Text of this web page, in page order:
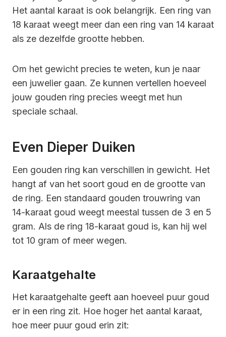
Het aantal karaat is ook belangrijk. Een ring van
18 karaat weegt meer dan een ring van 14 karaat
als ze dezelfde grootte hebben.
Om het gewicht precies te weten, kun je naar
een juwelier gaan. Ze kunnen vertellen hoeveel
jouw gouden ring precies weegt met hun
speciale schaal.
Even Dieper Duiken
Een gouden ring kan verschillen in gewicht. Het
hangt af van het soort goud en de grootte van
de ring. Een standaard gouden trouwring van
14-karaat goud weegt meestal tussen de 3 en 5
gram. Als de ring 18-karaat goud is, kan hij wel
tot 10 gram of meer wegen.
Karaatgehalte
Het karaatgehalte geeft aan hoeveel puur goud
er in een ring zit. Hoe hoger het aantal karaat,
hoe meer puur goud erin zit: